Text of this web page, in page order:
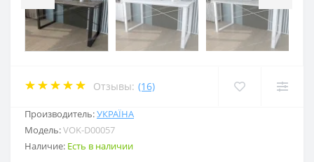
Отзывы: (16)
Производитель:УКРАЇНА
Модель:VOK-D00057
Наличие: Есть в наличии